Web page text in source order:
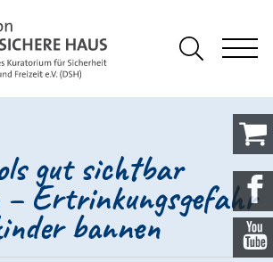
und
Suchen
gut sichtbar
– Ertrinkungsgefahr
bannen